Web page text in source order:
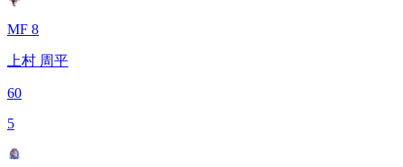
MF 8
上村 周平
60
5